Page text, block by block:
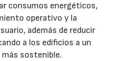
consumos energéticos,
operativo y la
además de reducir
a los edificios a un
sostenible.